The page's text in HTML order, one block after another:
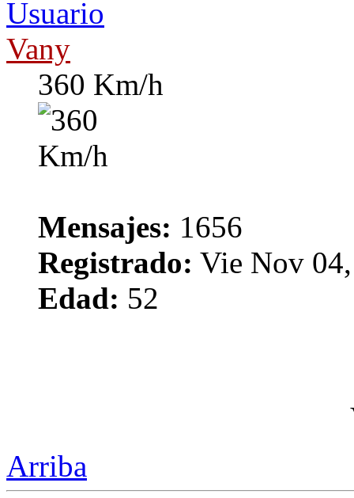
Vany
360 Km/h
Mensajes: 1656
Registrado: Vie Nov
Edad: 52
Arriba